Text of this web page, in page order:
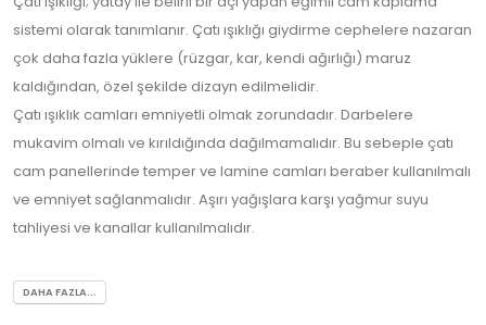
sistemi olarak tanımlanır. Çatı ışıklığı giydirme cephelere nazaran
çok daha fazla yüklere (rüzgar, kar, kendi ağırlığı) maruz
kaldığından, özel şekilde dizayn edilmelidir.
Çatı ışıklık camları emniyetli olmak zorundadır. Darbelere
mukavim olmalı ve kırıldığında dağılmamalıdır. Bu sebeple çatı
cam panellerinde temper ve lamine camları beraber kullanılmalı
ve emniyet sağlanmalıdır. Aşırı yağışlara karşı yağmur suyu
tahliyesi ve kanallar kullanılmalıdır.
DAHA FAZLA...